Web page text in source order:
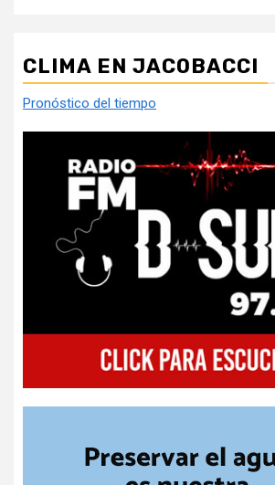
CLIMA EN JACOBACCI
Pronóstico del tiempo